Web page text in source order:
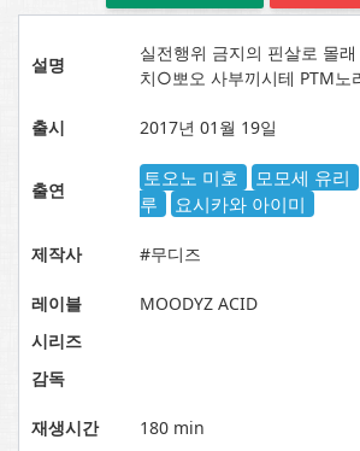
설명
실전행위 금지의 핀살로 몰
치○뽀오 사부끼시테 PTM노
출시 2017년 01월 19일
출연
토오노 미호 모모세 유리
루
요시카와 아이미
제작사 #무디즈
레이블
MOODYZ ACID
시리즈
감독
재생시간 180 min